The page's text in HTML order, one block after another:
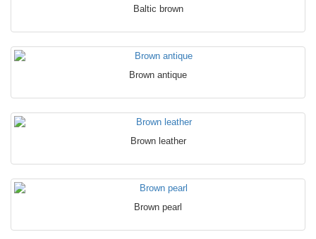
Baltic brown
Brown antique
Brown leather
Brown pearl